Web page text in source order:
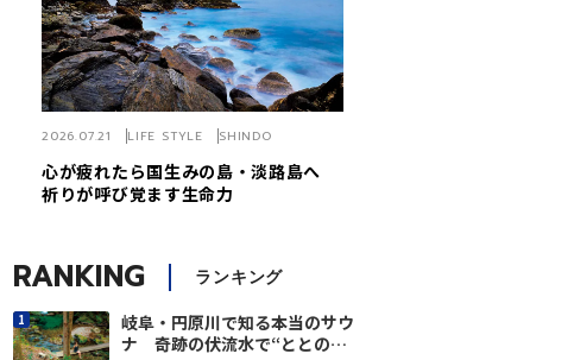
心が疲れたら国生みの島・淡路島へ
祈りが呼び覚ます生命力
2026.07.21 LIFE STYLE SHINDO
RANKING ランキング
岐阜・円原川で知る本当のサウ
ナ 奇跡の伏流水で“ととの